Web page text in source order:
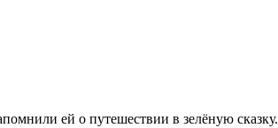
ей о путешествии в зелёную сказку.